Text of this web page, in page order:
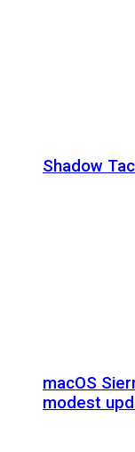
Shadow
macOS
modest